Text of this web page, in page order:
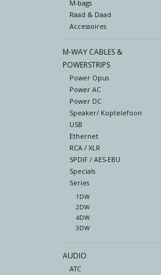
M-bags
Raad & Daad
Accessoires
M-WAY CABLES &
POWERSTRIPS
Power Opus
Power AC
Power DC
Speaker/ Koptelefoon
USB
Ethernet
RCA / XLR
SPDIF / AES-EBU
Specials
Series
1DW
2DW
4DW
3DW
AUDIO
ATC